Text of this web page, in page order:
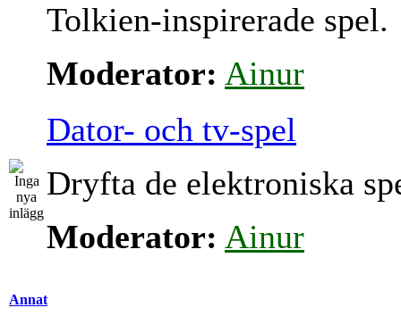
Tolkien-inspirerade spel.
Moderator: Ainur
Dator- och tv-spel
Dryfta de elektroniska
Moderator: Ainur
Annat